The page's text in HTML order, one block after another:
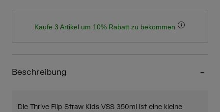
Kaufe 3 Artikel um 10% Rabatt zu bekommen
Beschreibung
Die Thrive Flip Straw Kids VSS 350ml ist eine kleine